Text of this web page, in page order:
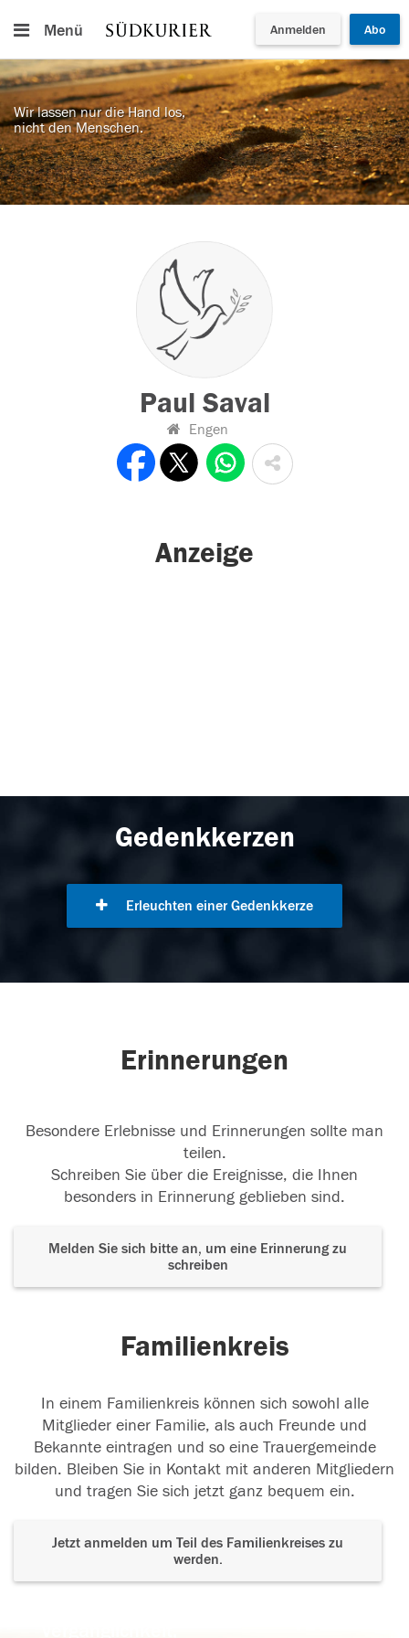
Menü Anmelden Abo
Wir lassen nur die Hand los,
nicht den Menschen.
Paul Saval
Engen
Anzeige
Gedenkkerzen
Erleuchten einer Gedenkkerze
Erinnerungen
Besondere Erlebnisse und Erinnerungen sollte man
teilen.
Schreiben Sie über die Ereignisse, die Ihnen
besonders in Erinnerung geblieben sind.
Melden Sie sich bitte an, um eine Erinnerung zu
schreiben
Familienkreis
In einem Familienkreis können sich sowohl alle
Mitglieder einer Familie, als auch Freunde und
Bekannte eintragen und so eine Trauergemeinde
bilden. Bleiben Sie in Kontakt mit anderen Mitgliedern
und tragen Sie sich jetzt ganz bequem ein.
Jetzt anmelden um Teil des Familienkreises zu
werden.